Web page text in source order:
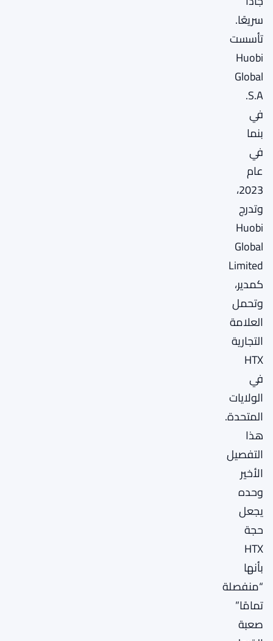
سريعًا.
تأسست
Huobi
Global
S.A.
في
بنما
في
عام
2023،
وتدرج
Huobi
Global
Limited
كمدير،
وتحمل
العلامة
التجارية
HTX
في
الولايات
المتحدة.
هذا
التفصيل
الأخير
وحده
يجعل
حجة
HTX
بأنها
“منفصلة
تمامًا”
صعبة